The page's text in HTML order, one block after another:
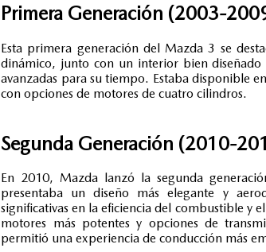
Primera Generación (2003-
Esta primera generación del Mazda 3 se
dinámico, junto con un interior bien diseñado
avanzadas para su tiempo. Estaba disponible
con opciones de motores de cuatro cilindros.
Segunda Generación (2010-
En 2010, Mazda lanzó la segunda
presentaba un diseño más elegante y
significativas en la eficiencia del combustible y
motores más potentes y opciones de
permitió una experiencia de conducción más